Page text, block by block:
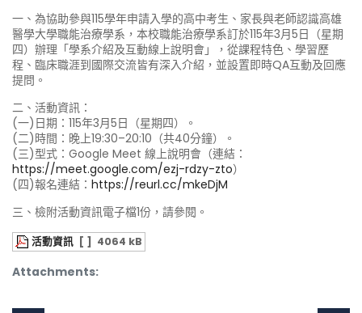
一、為協助參與115學年申請入學的高中考生、家長與老師認識高雄
醫學大學職能治療學系，本校職能治療學系訂於115年3月5日（星期
四）辦理「學系介紹及互動線上說明會」，從課程特色、學習歷
程、臨床職涯到國際交流皆有深入介紹，並設置即時QA互動及回應
提問。
二、活動資訊：
(一)日期：115年3月5日（星期四）。
(二)時間：晚上19:30–20:10（共40分鐘）。
(三)型式：Google Meet 線上說明會（連結：
https://meet.google.com/ezj-rdzy-zto）
(四)報名連結： https://reurl.cc/mkeDjM
三、檢附活動資訊電子檔1份，請參閱。
Attachments:
活動資訊 [ ] 4064 kB